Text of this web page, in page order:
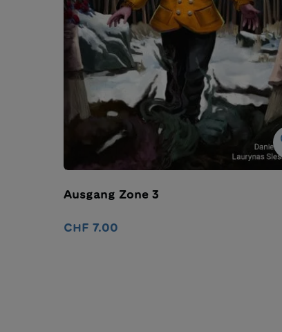
Ausgang Zone 3
CHF 7.00